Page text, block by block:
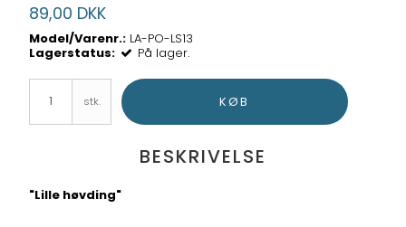
89,00 DKK
Model/Varenr.: LA-PO-LS13
Lagerstatus:
På lager.
stk. KØB
BESKRIVELSE
"Lille høvding"